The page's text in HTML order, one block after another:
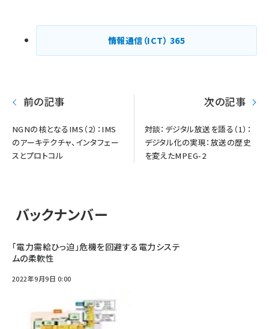
ジ
送
情報通信（ICT） 365
前の記事
NGNの核となるIMS（2）：IMS
のアーキテクチャ、インタフェー
スとプロトコル
次の記事
対談：デジタル放送を語る（1）：
デジタル化の実現：放送の歴史
を変えたMPEG-2
バックナンバー
「電力需給ひっ迫」危機を回避する電力システ
ムの柔軟性
2022年9月9日 0:00